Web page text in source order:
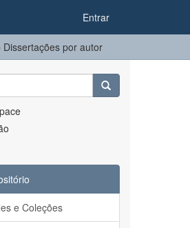
Entrar
Dissertações por autor
e Coleções